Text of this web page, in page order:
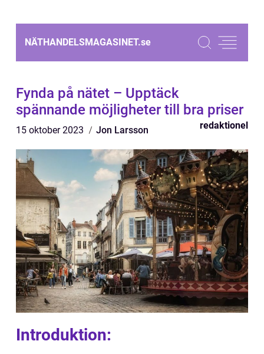
NÄTHANDELSMAGASINET.se
Fynda på nätet – Upptäck
spännande möjligheter till bra priser
15 oktober 2023 Jon Larsson redaktionel
Introduktion: